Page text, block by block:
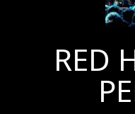
RED